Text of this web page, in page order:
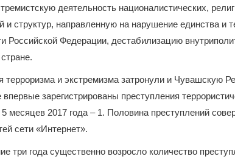
деятельность националистических,
и структур, направленную на нарушение единства и
Российской Федерации, дестабилизацию
терроризма и экстремизма затронули и Чувашскую
впервые зарегистрированы преступления
5 месяцев 2017 года – 1. Половина преступлений
сети «Интернет».
три года существенно возросло количество